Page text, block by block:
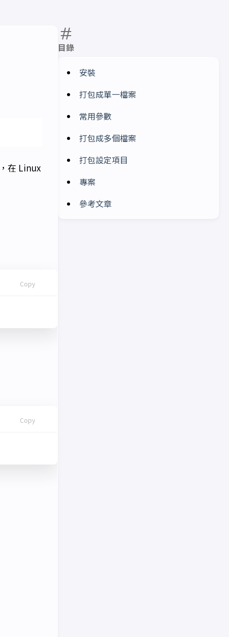
目錄
安裝
打包成單一檔案
常用參數
打包成多個檔案
打包設定項目
專案
參考文章
在 Linux
Copy
Copy